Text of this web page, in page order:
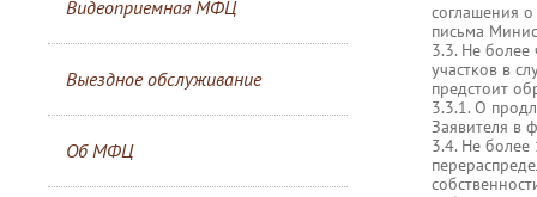
Видеоприемная МФЦ
Выездное обслуживание
Об МФЦ
соглашения
письма
3.3. Не более
участков в
предстоит
3.3.1. О
Заявителя в
3.4. Не более